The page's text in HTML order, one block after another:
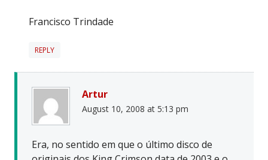
Francisco Trindade
REPLY
Artur
August 10, 2008 at 5:13 pm
Era, no sentido em que o último disco de